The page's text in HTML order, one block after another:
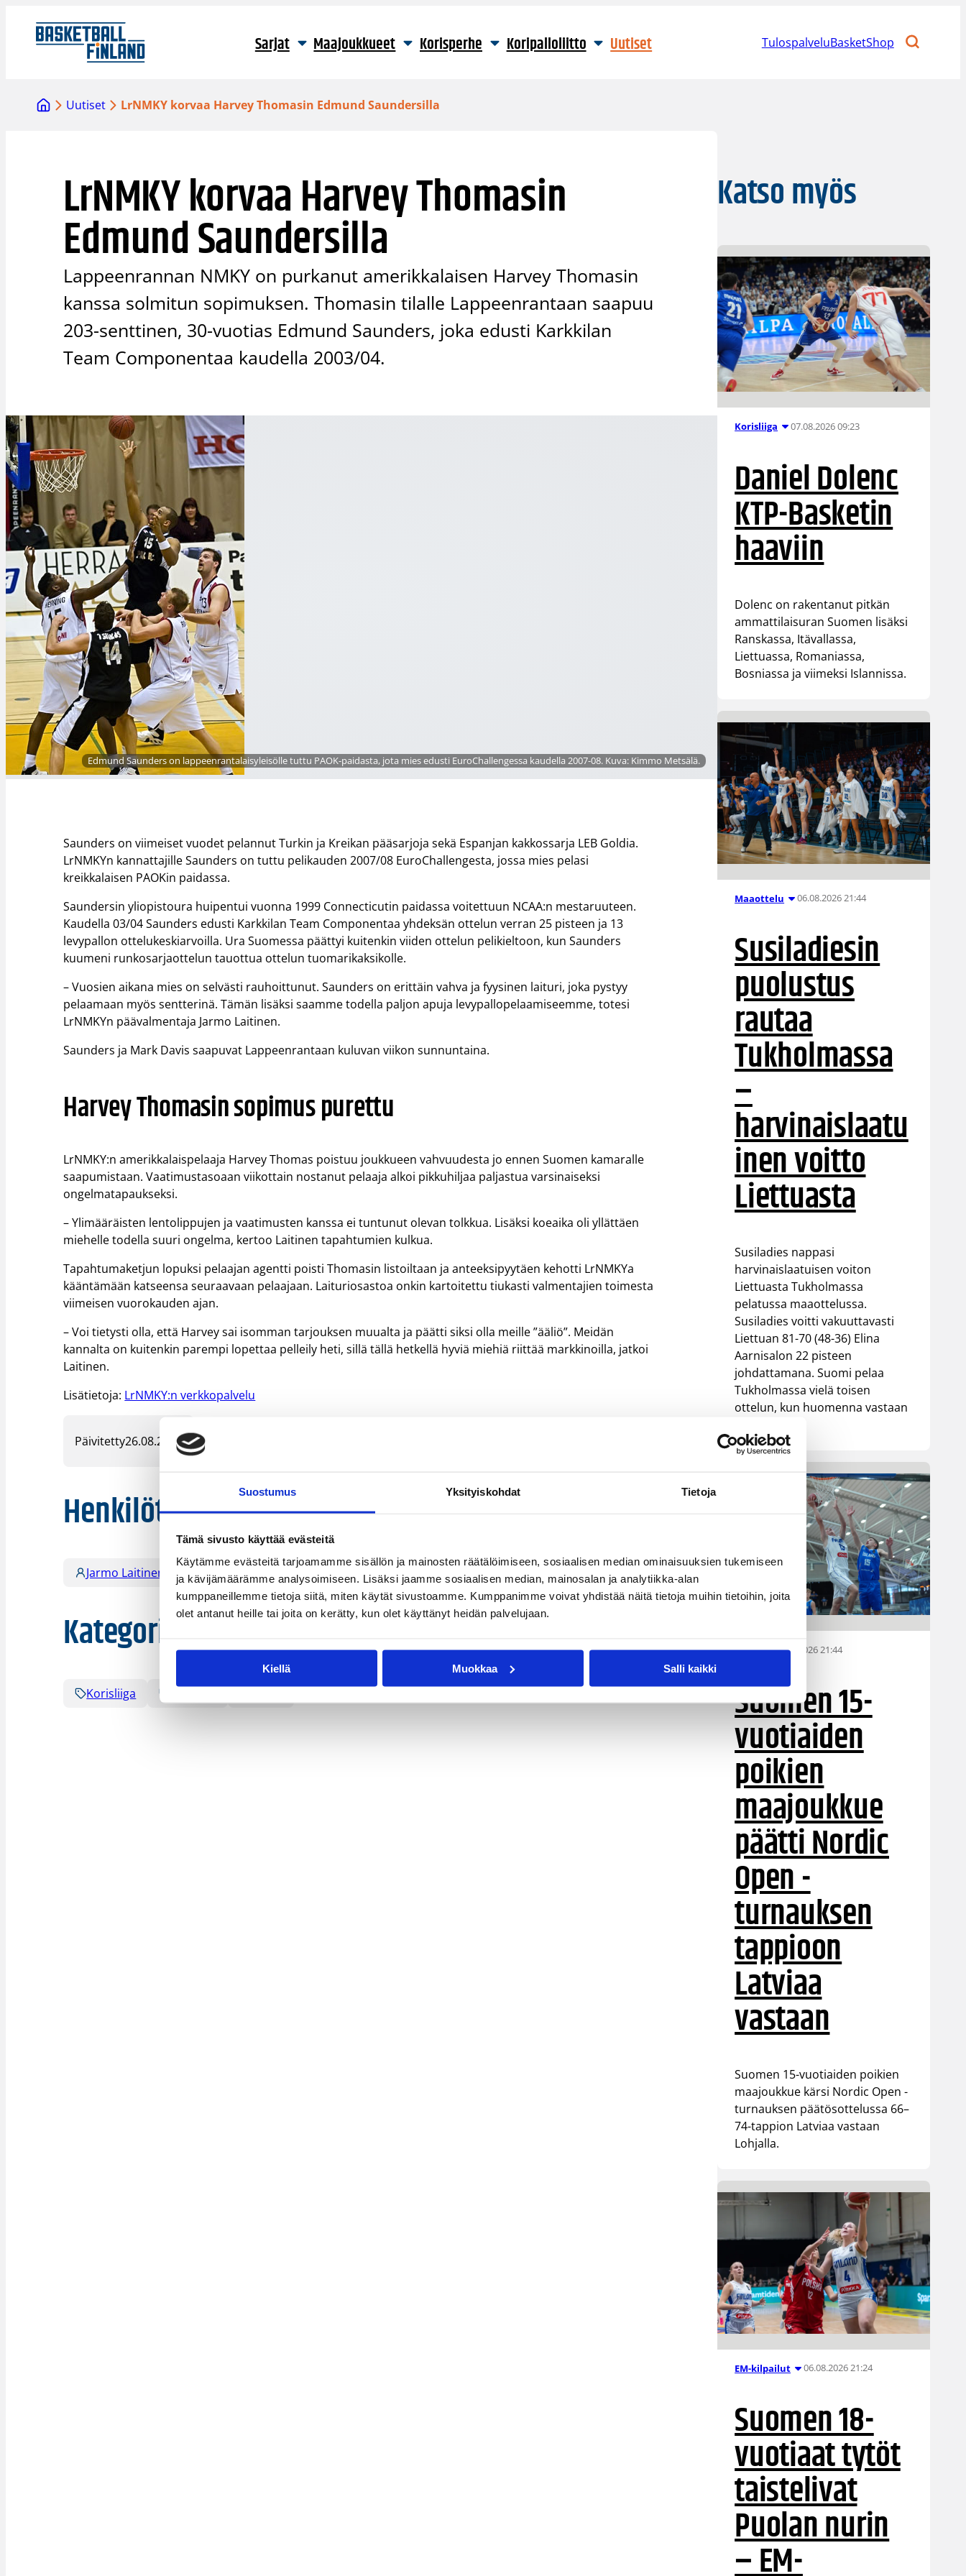
Suostumus Yksityiskohdat Tietoja
Tämä sivusto käyttää evästeitä
Käytämme evästeitä tarjoamamme sisällön ja mainosten räätälöimiseen, sosiaalisen median ominaisuuksien tukemiseen
ja kävijämäärämme analysoimiseen. Lisäksi jaamme sosiaalisen median, mainosalan ja analytiikka-alan
kumppaneillemme tietoja siitä, miten käytät sivustoamme. Kumppanimme voivat yhdistää näitä tietoja muihin tietoihin, joita
olet antanut heille tai joita on kerätty, kun olet käyttänyt heidän palvelujaan.
Kiellä Muokkaa Salli kaikki
sisältöön
Sarjat Maajoukkueet Korisperhe Koripalloliitto Uutiset TulospalveluBasketShop
Uutiset LrNMKY korvaa Harvey Thomasin Edmund Saundersilla
LrNMKY korvaa Harvey Thomasin
Edmund Saundersilla
Lappeenrannan NMKY on purkanut amerikkalaisen Harvey Thomasin
kanssa solmitun sopimuksen. Thomasin tilalle Lappeenrantaan saapuu
203-senttinen, 30-vuotias Edmund Saunders, joka edusti Karkkilan
Team Componentaa kaudella 2003/04.
Edmund Saunders on lappeenrantalaisyleisölle tuttu PAOK-paidasta, jota mies edusti EuroChallengessa kaudella 2007-08. Kuva: Kimmo Metsälä.
Saunders on viimeiset vuodet pelannut Turkin ja Kreikan pääsarjoja sekä Espanjan kakkossarja LEB Goldia.
LrNMKYn kannattajille Saunders on tuttu pelikauden 2007/08 EuroChallengesta, jossa mies pelasi
kreikkalaisen PAOKin paidassa.
Saundersin yliopistoura huipentui vuonna 1999 Connecticutin paidassa voitettuun NCAA:n mestaruuteen.
Kaudella 03/04 Saunders edusti Karkkilan Team Componentaa yhdeksän ottelun verran 25 pisteen ja 13
levypallon ottelukeskiarvoilla. Ura Suomessa päättyi kuitenkin viiden ottelun pelikieltoon, kun Saunders
kuumeni runkosarjaottelun tauottua ottelun tuomarikaksikolle.
– Vuosien aikana mies on selvästi rauhoittunut. Saunders on erittäin vahva ja fyysinen laituri, joka pystyy
pelaamaan myös sentterinä. Tämän lisäksi saamme todella paljon apuja levypallopelaamiseemme, totesi
LrNMKYn päävalmentaja Jarmo Laitinen.
Saunders ja Mark Davis saapuvat Lappeenrantaan kuluvan viikon sunnuntaina.
Harvey Thomasin sopimus purettu
LrNMKY:n amerikkalaispelaaja Harvey Thomas poistuu joukkueen vahvuudesta jo ennen Suomen kamaralle
saapumistaan. Vaatimustasoaan viikottain nostanut pelaaja alkoi pikkuhiljaa paljastua varsinaiseksi
ongelmatapaukseksi.
– Ylimääräisten lentolippujen ja vaatimusten kanssa ei tuntunut olevan tolkkua. Lisäksi koeaika oli yllättäen
miehelle todella suuri ongelma, kertoo Laitinen tapahtumien kulkua.
Tapahtumaketjun lopuksi pelaajan agentti poisti Thomasin listoiltaan ja anteeksipyytäen kehotti LrNMKYa
kääntämään katseensa seuraavaan pelaajaan. Laituriosastoa onkin kartoitettu tiukasti valmentajien toimesta
viimeisen vuorokauden ajan.
– Voi tietysti olla, että Harvey sai isomman tarjouksen muualta ja päätti siksi olla meille ”ääliö”. Meidän
kannalta on kuitenkin parempi lopettaa pelleily heti, sillä tällä hetkellä hyviä miehiä riittää markkinoilla, jatkoi
Laitinen.
Lisätietoja: LrNMKY:n verkkopalvelu
Päivitetty26.08.2009
Henkilöt
Jarmo Laitinen Mark Davis
Kategoriat
Korisliiga
Katso myös
Korisliiga 07.08.2026 09:23
Daniel Dolenc
KTP-Basketin
haaviin
Dolenc on rakentanut pitkän
ammattilaisuran Suomen lisäksi
Ranskassa, Itävallassa,
Liettuassa, Romaniassa,
Bosniassa ja viimeksi Islannissa.
Maaottelu 06.08.2026 21:44
Susiladiesin
puolustus
rautaa
Tukholmassa
–
harvinaislaatu
inen voitto
Liettuasta
Susiladies nappasi
harvinaislaatuisen voiton
Liettuasta Tukholmassa
pelatussa maaottelussa.
Susiladies voitti vakuuttavasti
Liettuan 81-70 (48-36) Elina
Aarnisalon 22 pisteen
johdattamana. Suomi pelaa
Tukholmassa vielä toisen
ottelun, kun huomenna vastaan
MU15 06.08.2026 21:44
Suomen 15-
vuotiaiden
poikien
maajoukkue
päätti Nordic
Open -
turnauksen
tappioon
Latviaa
vastaan
Suomen 15-vuotiaiden poikien
maajoukkue kärsi Nordic Open -
turnauksen päätösottelussa 66–
74-tappion Latviaa vastaan
Lohjalla.
EM-kilpailut 06.08.2026 21:24
Suomen 18-
vuotiaat tytöt
taistelivat
Puolan nurin
– EM-